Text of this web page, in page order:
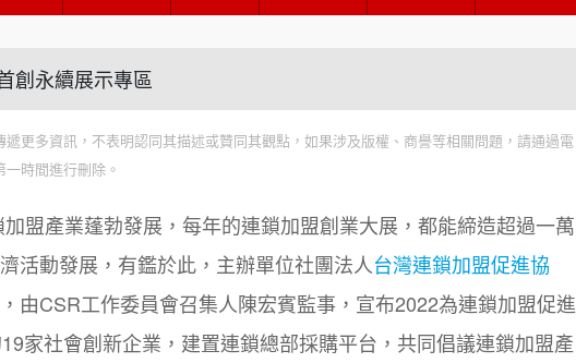
創永續展示專區
更多資訊，不表明認同其描述或贊同其觀點，如果涉及版權、商譽等相關問題，請通過電
時間進行刪除。
加盟產業蓬勃發展，每年的連鎖加盟創業大展，都能締造超過一萬
活動發展，有鑑於此，主辦單位社團法人台灣連鎖加盟促進協
由CSR工作委員會召集人陳宏賓監事，宣布2022為連鎖加盟促進
19家社會創新企業，建置連鎖總部採購平台，共同倡議連鎖加盟產